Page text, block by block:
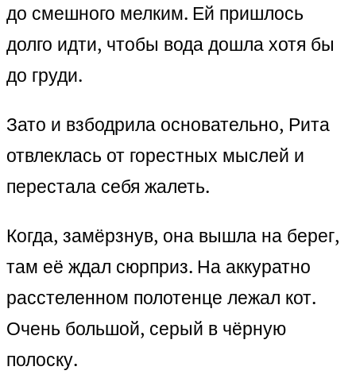
до смешного мелким. Ей пришлось
долго идти, чтобы вода дошла хотя бы
до груди.
Зато и взбодрила основательно, Рита
отвлеклась от горестных мыслей и
перестала себя жалеть.
Когда, замёрзнув, она вышла на берег,
там её ждал сюрприз. На аккуратно
расстеленном полотенце лежал кот.
Очень большой, серый в чёрную
полоску.